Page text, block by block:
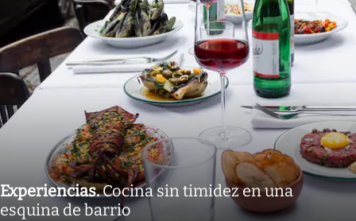
Experiencias.Cocina sin timidez en una
esquina de barrio